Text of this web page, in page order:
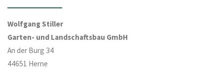
Wolfgang Stiller
Garten- und Landschaftsbau GmbH
An der Burg 34
44651 Herne